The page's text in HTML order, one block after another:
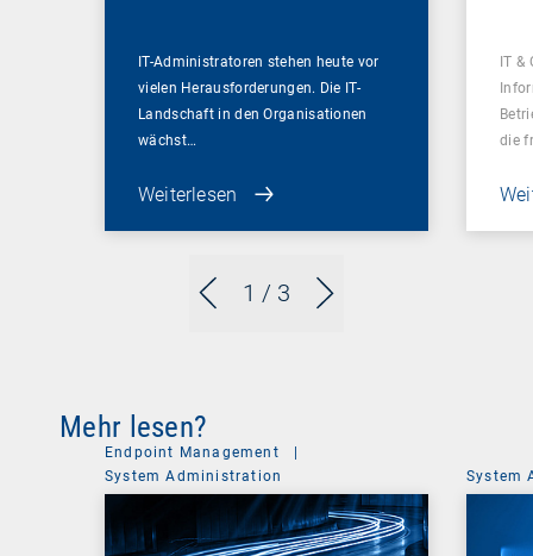
1 / 3
IT-Administratoren stehen heute vor
vielen Herausforderungen. Die IT-
Landschaft in den Organisationen
wächst…
Weiterlesen
IT &
die
Mehr lesen?
Endpoint Management
System Administration
System